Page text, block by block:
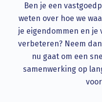
Ben je een
weten over hoe we
je eigendommen en
verbeteren? Neem
nu gaat om een
samenwerking op